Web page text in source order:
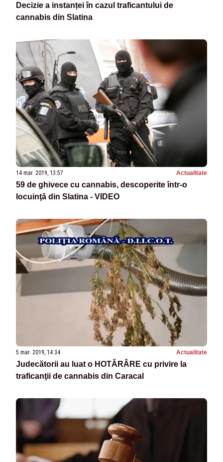
Decizie a instanței în cazul traficantului de
cannabis din Slatina
14 mar. 2019, 13:57 Actualitate
59 de ghivece cu cannabis, descoperite într-o
locuinţă din Slatina - VIDEO
5 mar. 2019, 14:34 Actualitate
Judecătorii au luat o HOTĂRÂRE cu privire la
traficanţii de cannabis din Caracal